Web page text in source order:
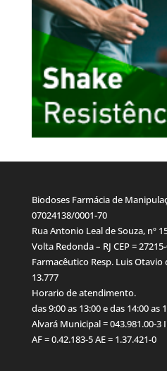
Biodoses Farmácia de
07024138/0001-70
Rua Antonio Leal de Souza, nº
Volta Redonda – RJ CEP =
Farmacêutico Resp. Luis Otavio
13.777
Horario de atendimento.
das 9:00 as 13:00 e das 14:00 as
Alvará Municipal = 043.981.00-3
AF = 0.42.183-5 AE = 1.37.421-0